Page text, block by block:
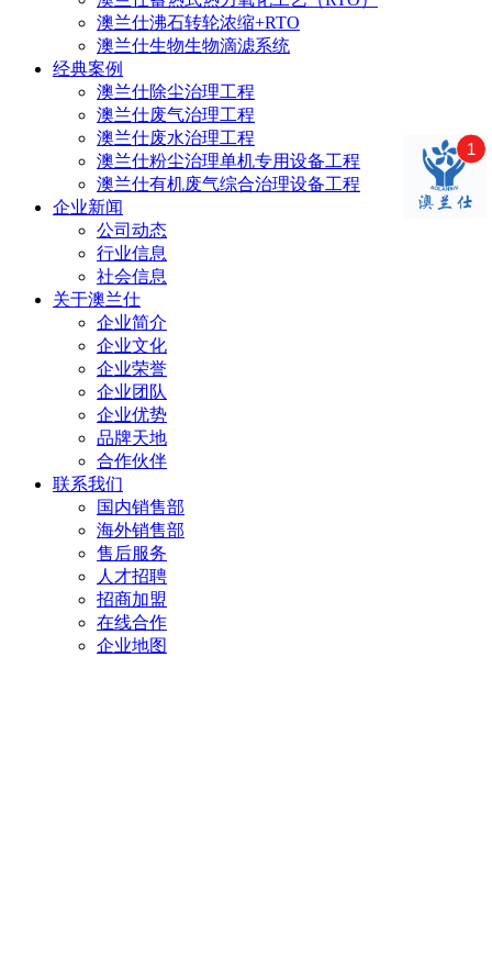
澳兰仕沸石转轮浓缩+RTO
澳兰仕生物生物滴滤系统
经典案例
澳兰仕除尘治理工程
澳兰仕废气治理工程
澳兰仕废水治理工程
澳兰仕粉尘治理单机专用设备工程
澳兰仕有机废气综合治理设备工程
企业新闻
公司动态
行业信息
社会信息
关于澳兰仕
企业简介
企业文化
企业荣誉
企业团队
企业优势
品牌天地
合作伙伴
联系我们
国内销售部
海外销售部
售后服务
人才招聘
招商加盟
在线合作
企业地图
1